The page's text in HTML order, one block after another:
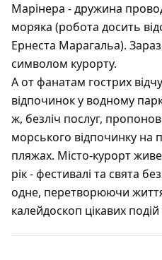
Марінера - дружина
моряка (робота досить
Ернеста Марагальа).
символом курорту.
А от фанатам гострих
відпочинок у водному
ж, безліч послуг,
морського відпочинку на
пляжах. Місто-курорт
рік - фестивалі та свята
одне, перетворюючи
калейдоскоп цікавих подій